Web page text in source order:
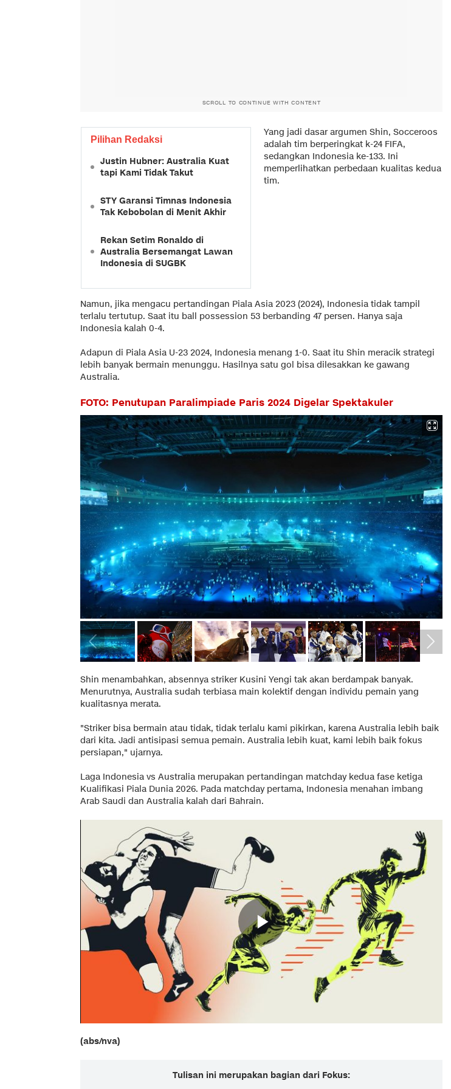
SCROLL TO CONTINUE WITH CONTENT
Pilihan Redaksi
Justin Hubner: Australia Kuat
tapi Kami Tidak Takut
STY Garansi Timnas Indonesia
Tak Kebobolan di Menit Akhir
Rekan Setim Ronaldo di
Australia Bersemangat Lawan
Indonesia di SUGBK
Yang jadi dasar argumen Shin, Socceroos
adalah tim berperingkat k-24 FIFA,
sedangkan Indonesia ke-133. Ini
memperlihatkan perbedaan kualitas kedua
tim.
Namun, jika mengacu pertandingan Piala Asia 2023 (2024), Indonesia tidak tampil
terlalu tertutup. Saat itu ball possession 53 berbanding 47 persen. Hanya saja
Indonesia kalah 0-4.
Adapun di Piala Asia U-23 2024, Indonesia menang 1-0. Saat itu Shin meracik strategi
lebih banyak bermain menunggu. Hasilnya satu gol bisa dilesakkan ke gawang
Australia.
FOTO: Penutupan Paralimpiade Paris 2024 Digelar Spektakuler
Shin menambahkan, absennya striker Kusini Yengi tak akan berdampak banyak.
Menurutnya, Australia sudah terbiasa main kolektif dengan individu pemain yang
kualitasnya merata.
"Striker bisa bermain atau tidak, tidak terlalu kami pikirkan, karena Australia lebih baik
dari kita. Jadi antisipasi semua pemain. Australia lebih kuat, kami lebih baik fokus
persiapan," ujarnya.
Laga Indonesia vs Australia merupakan pertandingan matchday kedua fase ketiga
Kualifikasi Piala Dunia 2026. Pada matchday pertama, Indonesia menahan imbang
Arab Saudi dan Australia kalah dari Bahrain.
(abs/nva)
Tulisan ini merupakan bagian dari Fokus: